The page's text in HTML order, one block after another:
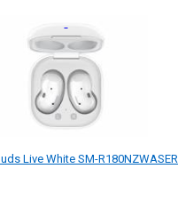
Live White SM-R180NZWASER